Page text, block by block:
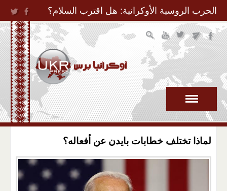
Jump to Navigation
الحرب الروسية الأوكرانية: هل اقترب السلام؟
لماذا تختلف خطابات بايدن عن أفعاله؟